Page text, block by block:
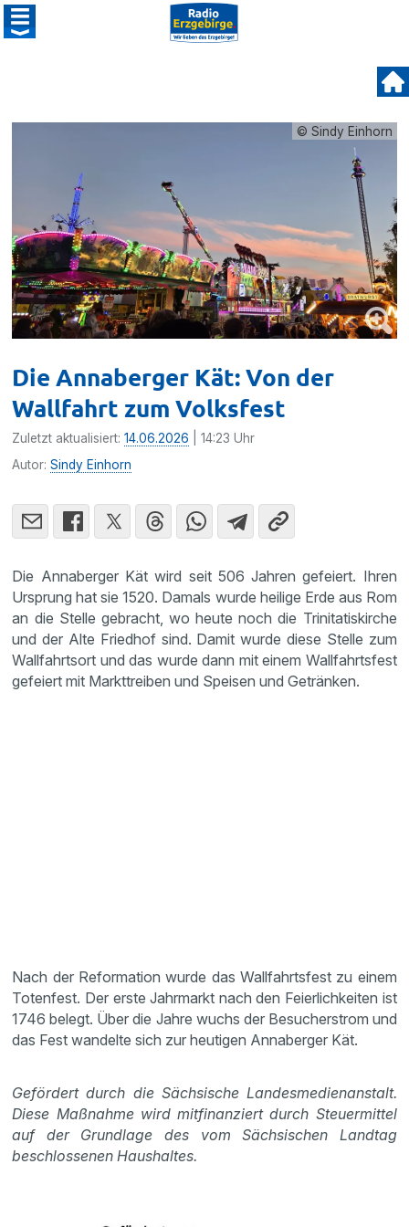
© Sindy Einhorn
Die Annaberger Kät: Von der
Wallfahrt zum Volksfest
Zuletzt aktualisiert:14.06.2026 | 14:23 Uhr
Autor:Sindy Einhorn
Die Annaberger Kät wird seit 506 Jahren gefeiert. Ihren
Ursprung hat sie 1520. Damals wurde heilige Erde aus Rom
an die Stelle gebracht, wo heute noch die Trinitatiskirche
und der Alte Friedhof sind. Damit wurde diese Stelle zum
Wallfahrtsort und das wurde dann mit einem Wallfahrtsfest
gefeiert mit Markttreiben und Speisen und Getränken.
Nach der Reformation wurde das Wallfahrtsfest zu einem
Totenfest. Der erste Jahrmarkt nach den Feierlichkeiten ist
1746 belegt. Über die Jahre wuchs der Besucherstrom und
das Fest wandelte sich zur heutigen Annaberger Kät.
Gefördert durch die Sächsische Landesmedienanstalt.
Diese Maßnahme wird mitfinanziert durch Steuermittel
auf der Grundlage des vom Sächsischen Landtag
beschlossenen Haushaltes.